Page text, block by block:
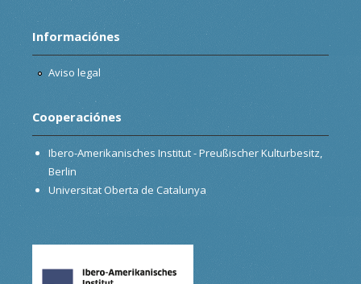
Informaciónes
Aviso legal
Cooperaciónes
Ibero-Amerikanisches Institut - Preußischer Kulturbesitz,
Berlin
Universitat Oberta de Catalunya